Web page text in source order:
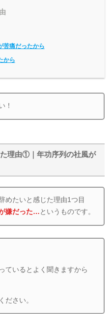
苦痛だったから
から
！
理由①｜年功序列の社風が
めたいと感じた理由1つ目
嫌だった… というものです。
ているとよく聞きますから
ださい。